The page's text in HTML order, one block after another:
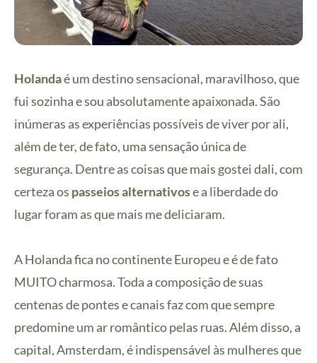
Holandaé um destino sensacional, maravilhoso, que
fui sozinha e sou absolutamente apaixonada. São
inúmeras as experiências possíveis de viver por ali,
além de ter, de fato, uma sensação única de
segurança. Dentre as coisas que mais gostei dali, com
certeza os passeios alternativose a liberdade do
lugar foram as que mais me deliciaram.
A Holanda fica no continente Europeu e é de fato
MUITO charmosa. Toda a composição de suas
centenas de pontes e canais faz com que sempre
predomine um ar romântico pelas ruas. Além disso, a
capital, Amsterdam, é indispensável às mulheres que